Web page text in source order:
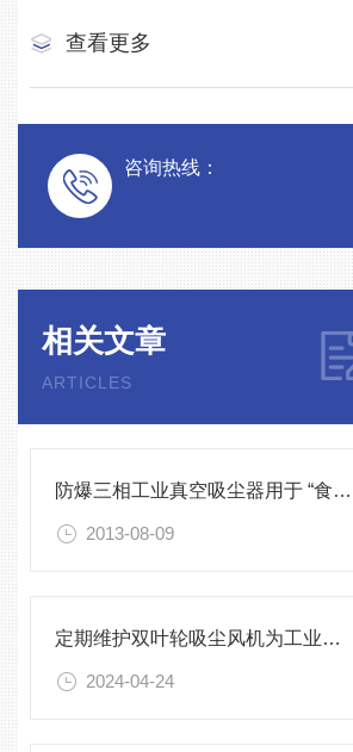
查看更多
咨询热线：
相关文章
ARTICLES
防爆三相工业真空吸尘器用于 “食品 、制药“
2013-08-09
定期维护双叶轮吸尘风机为工业生产提供持续稳定的支持
2024-04-24